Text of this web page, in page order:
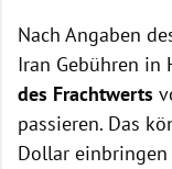
Nach Angaben
Iran Gebühren in
des Frachtwerts
passieren. Das
Dollar einbringen